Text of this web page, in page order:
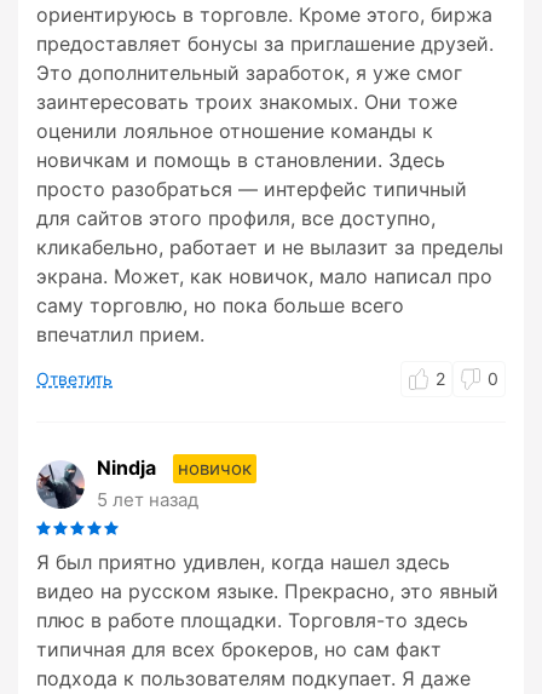
ориентируюсь в торговле. Кроме этого, биржа
предоставляет бонусы за приглашение друзей.
Это дополнительный заработок, я уже смог
заинтересовать троих знакомых. Они тоже
оценили лояльное отношение команды к
новичкам и помощь в становлении. Здесь
просто разобраться — интерфейс типичный
для сайтов этого профиля, все доступно,
кликабельно, работает и не вылазит за пределы
экрана. Может, как новичок, мало написал про
саму торговлю, но пока больше всего
впечатлил прием.
Ответить 2 0
Nindja
новичок
5 лет назад
Я был приятно удивлен, когда нашел здесь
видео на русском языке. Прекрасно, это явный
плюс в работе площадки. Торговля-то здесь
типичная для всех брокеров, но сам факт
подхода к пользователям подкупает. Я даже